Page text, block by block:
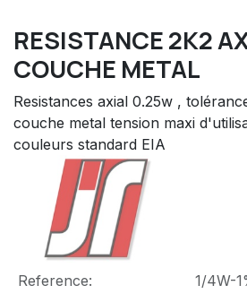
RESISTANCE 2K2
COUCHE METAL
Resistances axial 0.25w ,
couche metal tension maxi
couleurs standard EIA
Reference: 1/4W-